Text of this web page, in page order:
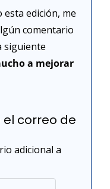
esta edición, me
comentario
siguiente
a mejorar
correo de
adicional a